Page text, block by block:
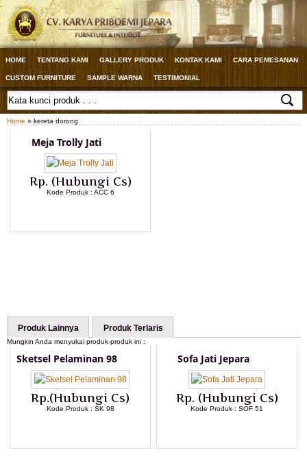
HOME TENTANG KAMI GALLERY PRODUK KONTAK KAMI CARA PEMESANAN
CUSTOM FURNITURE SAMPLE WARNA TESTIMONIAL
Home » kereta dorong
Meja Trolly Jati
Rp. (Hubungi Cs)
Kode Produk : ACC 6
Produk Lainnya Produk Terlaris
Mungkin Anda menyukai produk-produk ini :
Sketsel Pelaminan 98
Rp.(Hubungi Cs)
Kode Produk : SK 98
Sofa Jati Jepara
Rp. (Hubungi Cs)
Kode Produk : SOF 51